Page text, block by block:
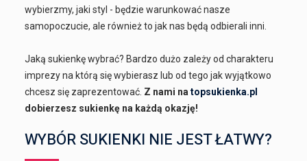
wybierzmy, jaki styl - będzie warunkować nasze
samopoczucie, ale również to jak nas będą odbierali inni.
Jaką sukienkę wybrać? Bardzo dużo zależy od charakteru
imprezy na którą się wybierasz lub od tego jak wyjątkowo
chcesz się zaprezentować. Z nami natopsukienka.pl
dobierzesz sukienkę na każdą okazję!
WYBÓR SUKIENKI NIE JEST ŁATWY?